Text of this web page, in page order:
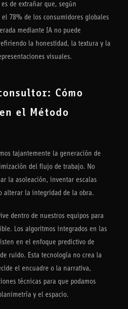
de extrañar que, según
78% de los consumidores globales
mediante IA no puede
la honestidad, la textura y la
visuales.
Cómo
el Método
tajantemente la generación de
del flujo de trabajo. No
la asoleación, inventar escalas
alterar la integridad de la obra.
dentro de nuestros equipos para
Los algoritmos integrados en las
en el enfoque predictivo de
ruido. Esta tecnología no crea la
el encuadre o la narrativa,
técnicas para que podamos
y el espacio.